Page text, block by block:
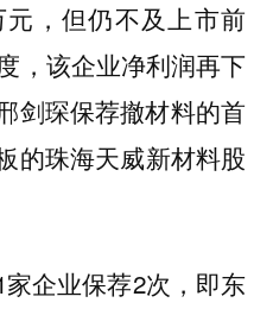
元，但仍不及上市前
，该企业净利润再下
剑琛保荐撤材料的首
的珠海天威新材料股
企业保荐2次，即东